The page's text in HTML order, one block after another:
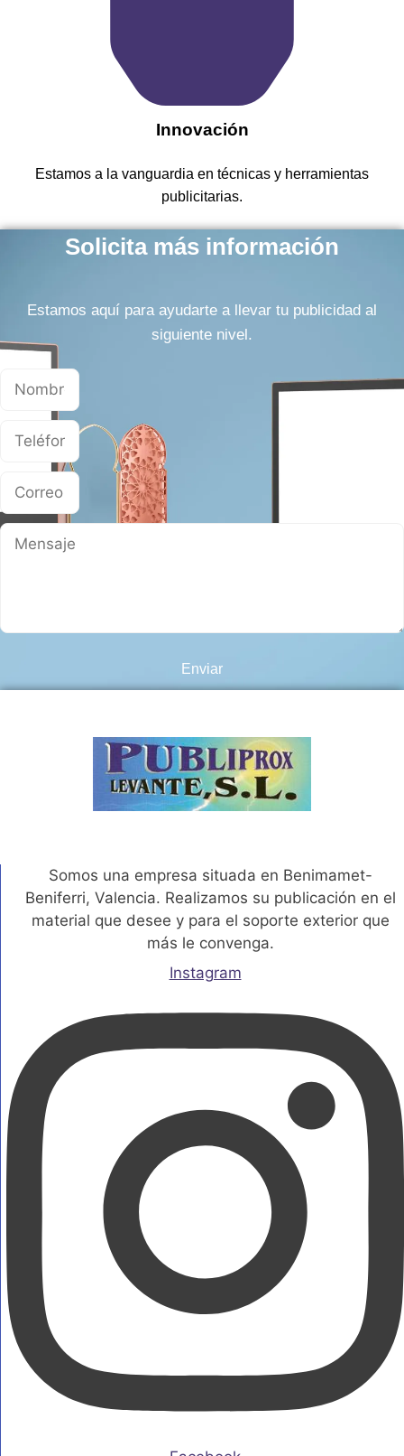
​Innovación
Estamos a la vanguardia en técnicas y herramientas
publicitarias.
Solicita más información
Estamos aquí para ayudarte a llevar tu publicidad al
siguiente nivel.
Enviar
Somos una empresa situada en Benimamet-
Beniferri, Valencia. Realizamos su publicación en el
material que desee y para el soporte exterior que
más le convenga.
Instagram